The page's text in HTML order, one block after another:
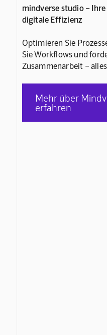
mindverse studio –
digitale Effizienz
Optimieren Sie
Sie Workflows und
Zusammenarbeit –
Mehr über
erfahren